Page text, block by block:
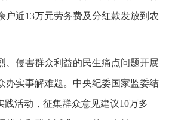
户近13万元劳务费及分红款发放到农
、侵害群众利益的民生痛点问题开展
办实事解难题。中央纪委国家监委结
践活动，征集群众意见建议10万多